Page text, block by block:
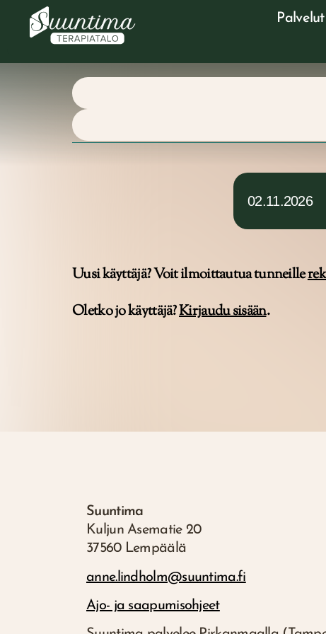
Palvelut
02.11.2026
Uusi käyttäjä? Voit ilmoittautua tunneille
Oletko jo käyttäjä?Kirjaudu sisään.
Suuntima
Kuljun Asematie 20
37560 Lempäälä
anne.lindholm@suuntima.fi
Ajo- ja saapumisohjeet